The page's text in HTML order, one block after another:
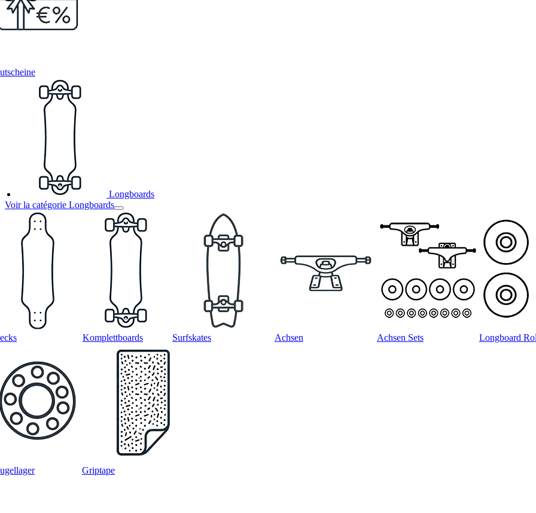
Longboards
Voir la catégorie Longboards
Komplettboards Surfskates Achsen Achsen Sets Longboard
Griptape